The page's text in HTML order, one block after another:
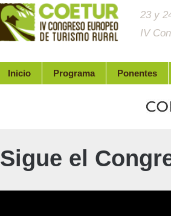
23 y
IV
Inicio Programa Ponentes
Sigue el